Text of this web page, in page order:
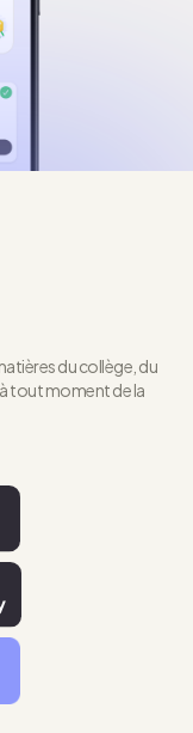
du collège, du
tout moment de la